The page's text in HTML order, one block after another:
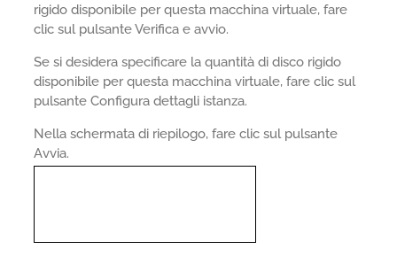
rigido disponibile per questa macchina virtuale, fare
clic sul pulsante Verifica e avvio.
Se si desidera specificare la quantità di disco rigido
disponibile per questa macchina virtuale, fare clic sul
pulsante Configura dettagli istanza.
Nella schermata di riepilogo, fare clic sul pulsante
Avvia.